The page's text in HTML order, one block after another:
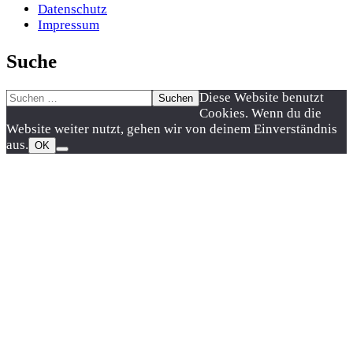
Datenschutz
Impressum
Suche
Suchen
Nach
oben
scrollen
Diese Website benutzt
Cookies. Wenn du die
Website weiter nutzt, gehen wir von deinem Einverständnis
aus. OK